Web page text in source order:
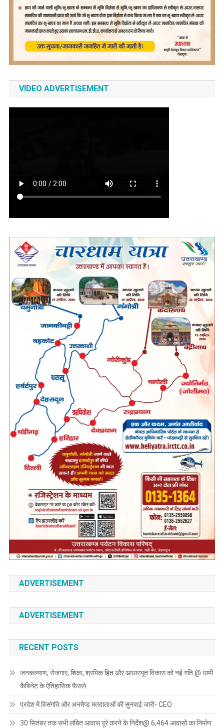
VIDEO ADVERTISEMENT
ADVERTISEMENT
ADVERTISEMENT
RECENT POSTS
जनकल्याण, रोजगार, शिक्षा, श्रमिक हित और आधारभूत विकास को नई गति @ धामी
कैबिनेट के ऐतिहासिक फैसले
प्रदेश में विसंगति और अनमैप्ड मतदाताओं की सुनवाई जारी- CEO
30 सितंबर तक सभी लंबित आवास पूरे करने के निर्देश@ 6,464 आवासों का निर्माण